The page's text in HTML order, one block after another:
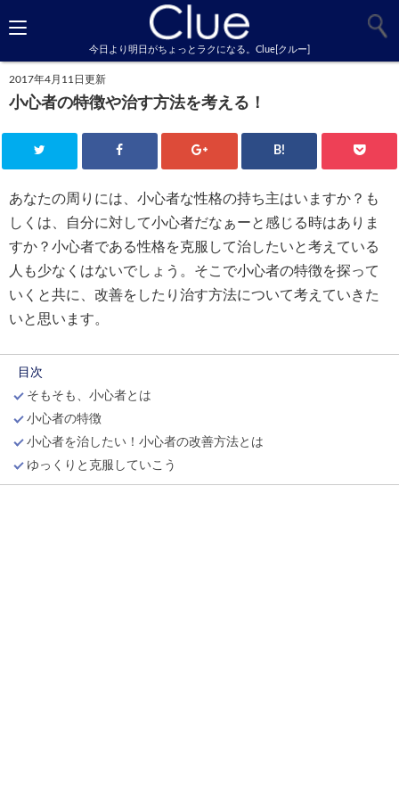
今日より明日がちょっとラクになる。Clue[クルー]
2017年4月11日更新
小心者の特徴や治す方法を考える！
B!
あなたの周りには、小心者な性格の持ち主はいますか？も
しくは、自分に対して小心者だなぁーと感じる時はありま
すか？小心者である性格を克服して治したいと考えている
人も少なくはないでしょう。そこで小心者の特徴を探って
いくと共に、改善をしたり治す方法について考えていきた
いと思います。
目次
そもそも、小心者とは
小心者の特徴
小心者を治したい！小心者の改善方法とは
ゆっくりと克服していこう